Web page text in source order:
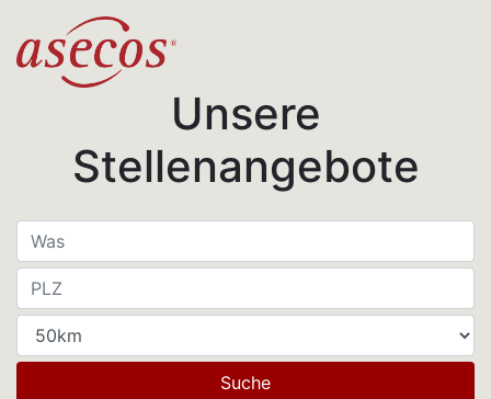
Unsere
Stellenangebote
Suche